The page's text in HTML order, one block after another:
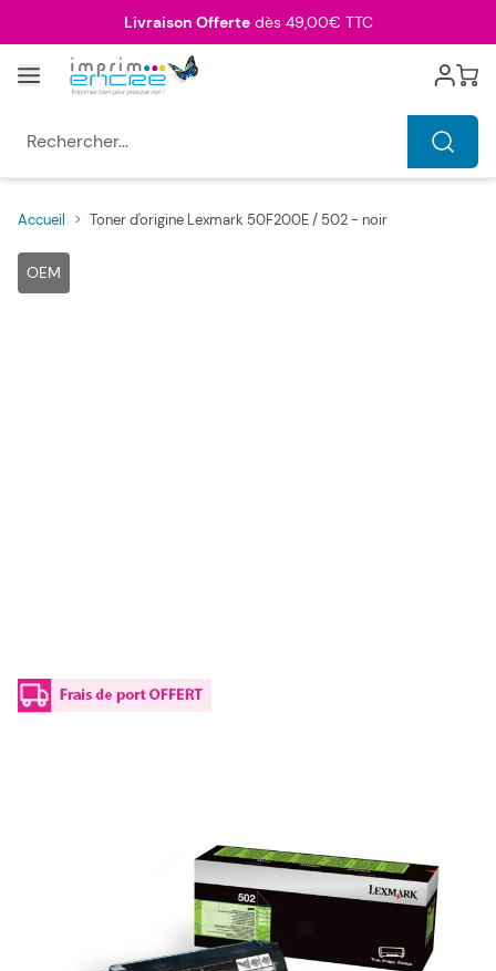
Livraison Offertedès 49,00€ TTC
Menu Cart
Accueil > Toner d'origine Lexmark 50F200E / 502 - noir
OEM
Main image
Click to view image in fullscreen
502
1500
50F200E / 502Lexmark - noir - toner de marque